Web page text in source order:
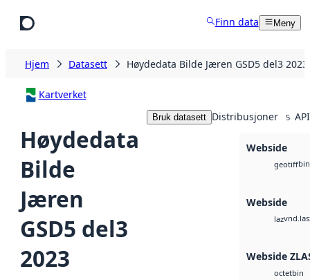
Finn data Meny
Hjem Datasett Høydedata Bilde Jæren GSD5 del3 2023
Kartverket
Høydedata
Bilde
Jæren
GSD5 del3
2023
Bruk datasett Distribusjoner 5
Webside
geotiffbin
Webside
laz
Webside
octetbin